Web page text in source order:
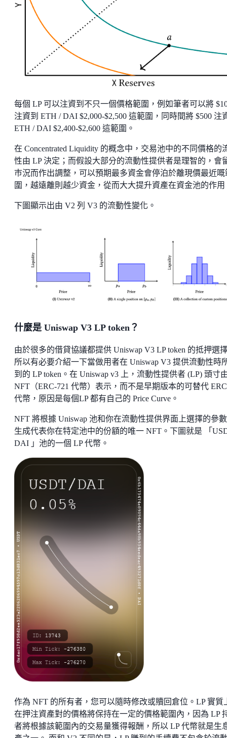
每個 LP 可以注資到不只一個價格範圍，例如筆者可以將
注資到 ETH / DAI $2,000-$2,500 這範圍，同時間將 $500 注
ETH / DAI $2,400-$2,600 這範圍。
在 Concentrated Liquidity 的概念中，交易池中的不同價格的
性由 LP 決定；而假設大部分的流動性提供者是理智的，會
巿況而作出調整，可以預期最多資金會停泊於離現價最近嘅
圍，越遠離則越少資金，從而大大提升資產在資金池的作用
下圖顯示出由 V2 列 V3 的流動性變化。
什麼是 Uniswap V3 LP token？
由於很多的借貸協議都提供 Uniswap V3 LP token 的抵押選
所以有必要介紹一下當做用者在 Uniswap V3 提供流動性時
到的 LP token。在 Uniswap v3 上，流動性提供者 (LP) 頭寸
NFT（ERC-721 代幣）表示，而不是早期版本的可替代
代幣，原因是每個LP 都有自己的 Price Curve。
NFT 將根據 Uniswap 池和你在流動性提供界面上選擇的參
生成代表你在特定池中的份額的唯一 NFT。下圖就是 「
DAI 」池的一個 LP 代幣。
作為 NFT 的所有者，您可以隨時修改或贖回倉位。LP 實質
在押注資產對的價格將保持在一定的價格範圍內，因為 LP
者將根據該範圍內的交易量獲得報酬，所以 LP 代幣就是生